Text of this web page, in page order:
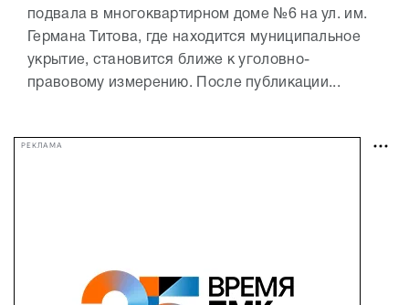
подвала в многоквартирном доме №6 на ул. им.
Германа Титова, где находится муниципальное
укрытие, становится ближе к уголовно-
правовому измерению. После публикации...
РЕКЛАМА